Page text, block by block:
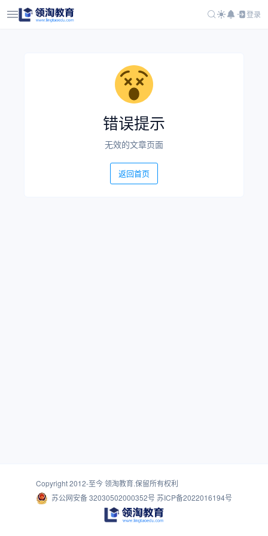
登录
错误提示
无效的文章页面
返回首页
Copyright 2012-至今领淘教育.保留所有权利
苏公网安备 32030502000352号 苏ICP备2022016194号